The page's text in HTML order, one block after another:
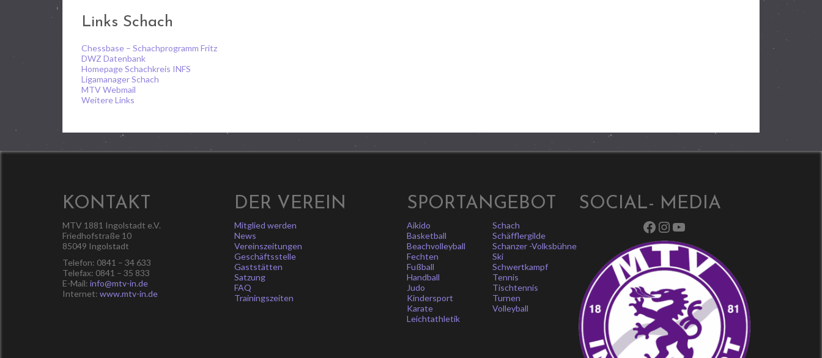
Links Schach
Chessbase – Schachprogramm Fritz
DWZ Datenbank
Homepage Schachkreis INFS
Ligamanager Schach
MTV Webmail
Weitere Links
KONTAKT
MTV 1881 Ingolstadt e.V.
Friedhofstraße 10
85049 Ingolstadt
Telefon: 0841 – 34 633
Telefax: 0841 – 35 833
E-Mail: info@mtv-in.de
Internet: www.mtv-in.de
DER VEREIN
Mitglied werden
News
Vereinszeitungen
Geschäftsstelle
Gaststätten
Satzung
FAQ
Trainingszeiten
SPORTANGEBOT
Aikido
Basketball
Beachvolleyball
Fechten
Fußball
Handball
Judo
Kindersport
Karate
Leichtathletik
Schach
Schäfflergilde
Schanzer -Volksbühne
Ski
Schwertkampf
Tennis
Tischtennis
Turnen
Volleyball
SOCIAL- MEDIA
Facebook Instagram YouTube